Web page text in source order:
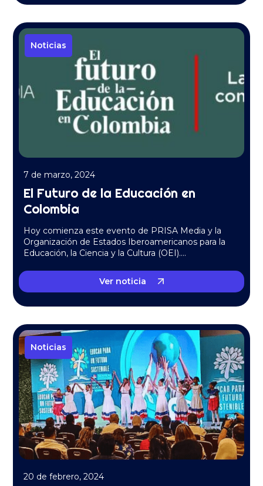
Noticias
7 de marzo, 2024
El Futuro de la Educación en
Colombia
Hoy comienza este evento de PRISA Media y la
Organización de Estados Iberoamericanos para la
Educación, la Ciencia y la Cultura (OEI)….
Ver noticia
Noticias
20 de febrero, 2024